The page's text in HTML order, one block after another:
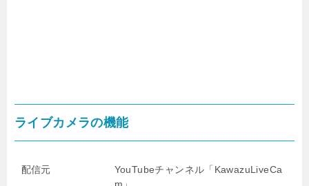
ライブカメラの機能
配信元
YouTubeチャンネル「KawazuLiveCa